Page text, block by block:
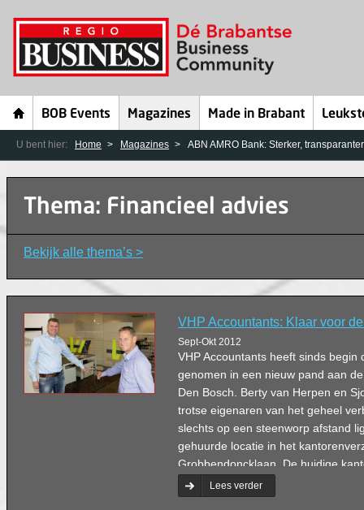
BOB Events Magazines Made in Brabant
U bent hier: Home Magazines ABN AMRO Bank: Sterker,
Thema: Financieel advies
Bekijk alle thema’s >
VHP Accountants: Klaar voor
Sept-Okt 2012
VHP Accountants heeft sinds begin
genomen in een nieuw pand aan
Den Bosch. Berty van Herpen en
trotse eigenaren van het geheel
slechts op een steenworp afstand
gehuurde locatie in het
Grobbendoncklaan. De huidige
eigentijdse, frisse en transparante
voor groei en een professioneel
Lees verder